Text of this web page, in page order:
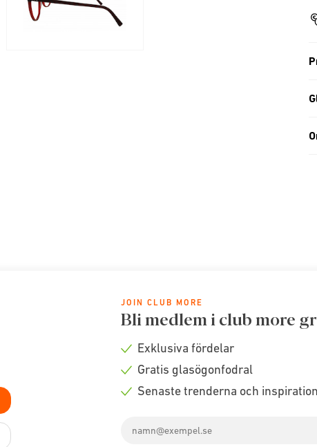
JOIN CLUB MORE
Bli medlem i club more
Check
Exklusiva fördelar
Check
Gratis glasögonfodral
Senaste trenderna och inspiration
address